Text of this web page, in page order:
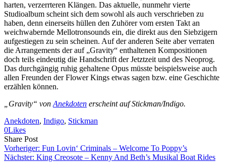
harten, verzerrteren Klängen. Das aktuelle, nunmehr vierte
Studioalbum scheint sich dem sowohl als auch verschrieben zu
haben, denn einerseits hüllen den Zuhörer vom ersten Takt an
weichwabernde Mellotronsounds ein, die direkt aus den Siebzigern
aufgestiegen zu sein scheinen. Auf der anderen Seite aber verraten
die Arrangements der auf „Gravity“ enthaltenen Kompositionen
doch teils eindeutig die Handschrift der Jetztzeit und des Neoprog.
Das durchgängig ruhig gehaltene Opus müsste beispielsweise auch
allen Freunden der Flower Kings etwas sagen bzw. eine Geschichte
erzählen können.
„Gravity“ vonAnekdoten erscheint auf Stickman/Indigo.
Anekdoten, Indigo, Stickman
0Likes
Share PostShare
on
Facebook
Copy
URL
to
Send
Link
via
Vorheriger: Fun Lovin‘ Criminals – Welcome To Poppy’s
Nächster: King Creosote – Kenny And Beth’s Musikal Boat Rides